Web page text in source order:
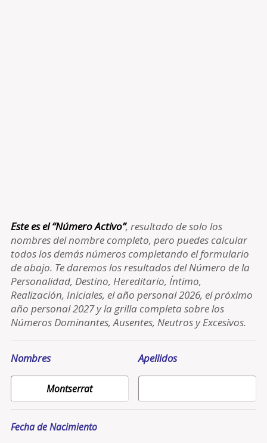
Este es el “Número Activo”, resultado de solo los
nombres del nombre completo, pero puedes calcular
todos los demás números completando el formulario
de abajo. Te daremos los resultados del Número de la
Personalidad, Destino, Hereditario, Íntimo,
Realización, Iniciales, el año personal 2026, el próximo
año personal 2027 y la grilla completa sobre los
Números Dominantes, Ausentes, Neutros y Excesivos.
Nombres Apellidos
Fecha de Nacimiento